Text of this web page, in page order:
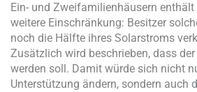
Ein- und Zweifamilienhäusern
weitere Einschränkung: Besitzer
noch die Hälfte ihres Solarstroms
Zusätzlich wird beschrieben, dass
werden soll. Damit würde sich nicht
Unterstützung ändern, sondern auch